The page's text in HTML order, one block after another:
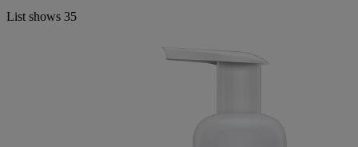
List shows 35